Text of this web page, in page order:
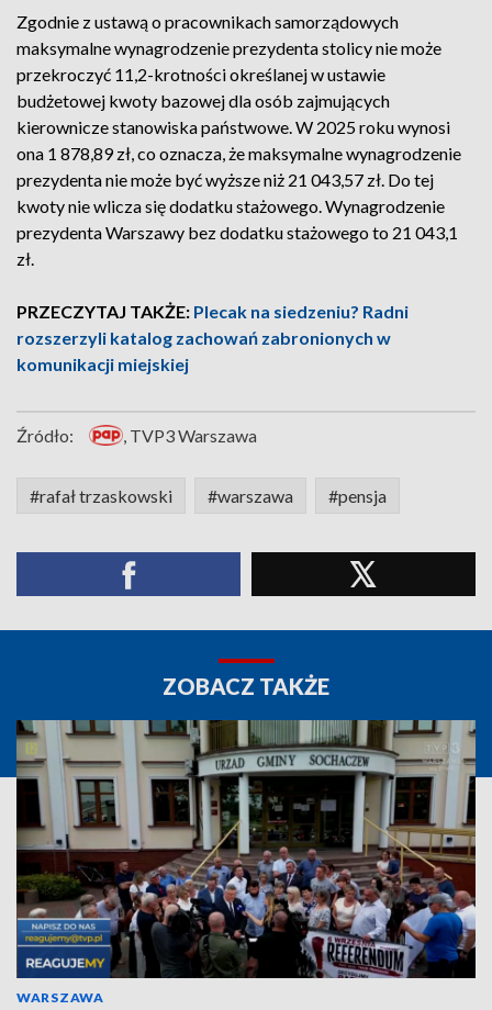
Zgodnie z ustawą o pracownikach samorządowych
maksymalne wynagrodzenie prezydenta stolicy nie może
przekroczyć 11,2-krotności określanej w ustawie
budżetowej kwoty bazowej dla osób zajmujących
kierownicze stanowiska państwowe. W 2025 roku wynosi
ona 1 878,89 zł, co oznacza, że maksymalne wynagrodzenie
prezydenta nie może być wyższe niż 21 043,57 zł. Do tej
kwoty nie wlicza się dodatku stażowego. Wynagrodzenie
prezydenta Warszawy bez dodatku stażowego to 21 043,1
zł.
PRZECZYTAJ TAKŻE: Plecak na siedzeniu? Radni
rozszerzyli katalog zachowań zabronionych w
komunikacji miejskiej
Źródło: , TVP3 Warszawa
#rafał trzaskowski #warszawa #pensja
ZOBACZ TAKŻE
WARSZAWA